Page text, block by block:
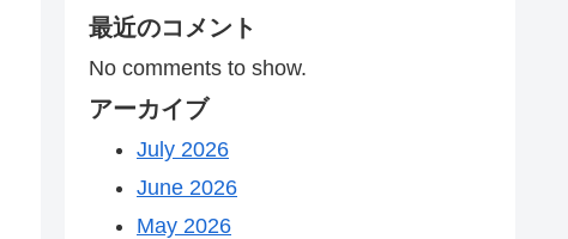
最近のコメント
No comments to show.
アーカイブ
July 2026
June 2026
May 2026